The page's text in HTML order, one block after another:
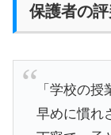
保護者の
「学校の
早めに慣れ